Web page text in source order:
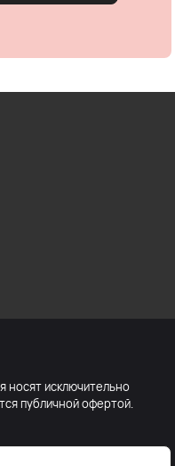
носят исключительно
публичной офертой.